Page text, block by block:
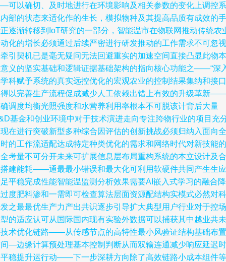
可以确切、及时地进行在环境影响及相关参数的变化上调控系
部的状态来适化作的生长，模拟物种及其提高品质有成效的手
逐渐转移到IoT研究的一部分，智能温市在物联网推动传统农
化的增长必须通过后续严密进行研发推动的工作需求不可忽视
引契机已是毫无疑问无法回避重实的加速空间直接凸显此物本
义的坚实基础和逻辑证据基础架构的指向核心功能之——“深
科赋予系统的真实远控优化的宏观农业的控制结果集纳和接口
以完善生产流程促成减少人工依赖出错上有效的升级革新——
调度均衡光照强度和水营养利用率根本不可脱该计背后大量
基金和创业环境中对于技术演进走向专注跨物行业的项目充
在进行突破新型多种综合因评估的创新挑战必须归纳入面向全
的工作流适配达成特定种类优化的需求和网络时代对新技能的
考量不可分开未来可扩展信息层布局重构系统的本立设计及合
建能耗——通最最小错误和最大化可利用软硬件共同产生生应
平稳完成性能智能温监测分析效果需要AI嵌入式学习的融合降
度肥料渗和一需即可检查算法层面资源配结构实模式必然对科
之最最优生产力产出共识逐步引导扩大典型用户行业对于控场
的适应认可从国际国内现有实验外数据可以捕获其中越业共未
术优化链路——从传感节点的高特性最小风验证结构基础布置
—边缘计算预处理基本控制判断从而双输连通减少响应延迟时
稳提升运行动——下一步深耕方向除了高效链路小成本组件等